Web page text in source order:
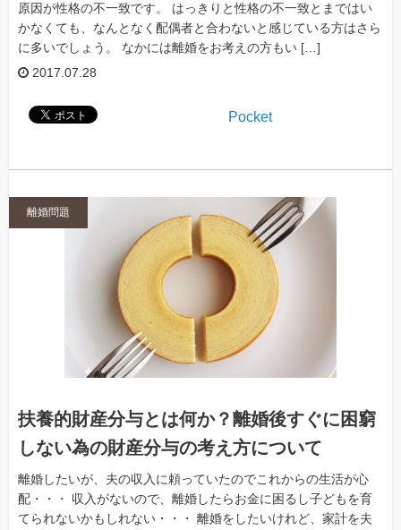
原因が性格の不一致です。 はっきりと性格の不一致とまではい
かなくても、なんとなく配偶者と合わないと感じている方はさら
に多いでしょう。 なかには離婚をお考えの方もい […]
2017.07.28
Pocket
離婚問題
扶養的財産分与とは何か？離婚後すぐに困窮
しない為の財産分与の考え方について
離婚したいが、夫の収入に頼っていたのでこれからの生活が心
配・・・ 収入がないので、離婚したらお金に困るし子どもを育
てられないかもしれない・・・ 離婚をしたいけれど、家計を夫